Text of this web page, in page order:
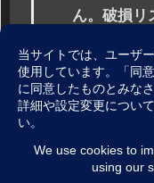
ん。破損リ
塗装が固着
が木部に食
す。ギター